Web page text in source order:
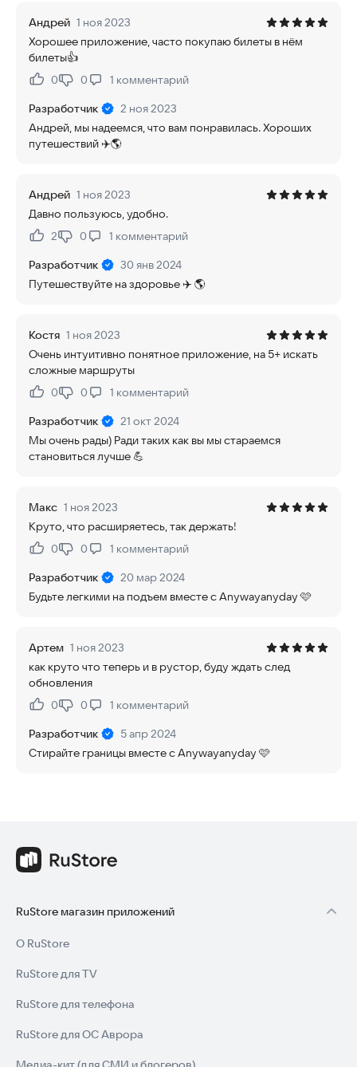
Андрей 1 ноя 2023
Хорошее приложение, часто покупаю билеты в нём
билеты👍
Нравится:
0Не нравится:
0 1 комментарий
Разработчик
2 ноя 2023
Андрей, мы надеемся, что вам понравилась. Хороших
путешествий ✈️🌎
Андрей 1 ноя 2023
Давно пользуюсь, удобно.
Нравится:
2Не нравится:
0 1 комментарий
Разработчик
30 янв 2024
Путешествуйте на здоровье ✈️ 🌎
Костя 1 ноя 2023
Очень интуитивно понятное приложение, на 5+ искать
сложные маршруты
Нравится:
0Не нравится:
0 1 комментарий
Разработчик
21 окт 2024
Мы очень рады) Ради таких как вы мы стараемся
становиться лучше 💪
Макс 1 ноя 2023
Круто, что расширяетесь, так держать!
Нравится:
0Не нравится:
0 1 комментарий
Разработчик
20 мар 2024
Будьте легкими на подъем вместе с Anywayanyday 🩷
Артем 1 ноя 2023
как круто что теперь и в рустор, буду ждать след
обновления
Нравится:
0Не нравится:
0 1 комментарий
Разработчик
5 апр 2024
Стирайте границы вместе с Anywayanyday 🩷
RuStore магазин приложений
О RuStore
RuStore для TV
RuStore для телефона
RuStore для ОС Аврора